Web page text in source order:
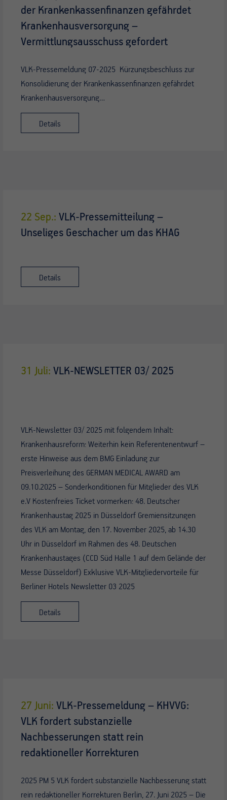
der Krankenkassenfinanzen gefährdet
Krankenhausversorgung –
Vermittlungsausschuss gefordert
VLK-Pressemeldung 07-2025 Kürzungsbeschluss zur
Konsolidierung der Krankenkassenfinanzen gefährdet
Krankenhausversorgung…
Details
22 Sep.: VLK-Pressemitteilung –
Unseliges Geschacher um das KHAG
Details
31 Juli: VLK-NEWSLETTER 03/ 2025
VLK-Newsletter 03/ 2025 mit folgendem Inhalt:
Krankenhausreform: Weiterhin kein Referentenentwurf –
erste Hinweise aus dem BMG Einladung zur
Preisverleihung des GERMAN MEDICAL AWARD am
09.10.2025 – Sonderkonditionen für Mitglieder des VLK
e.V Kostenfreies Ticket vormerken: 48. Deutscher
Krankenhaustag 2025 in Düsseldorf Gremiensitzungen
des VLK am Montag, den 17. November 2025, ab 14.30
Uhr in Düsseldorf im Rahmen des 48. Deutschen
Krankenhaustages (CCD Süd Halle 1 auf dem Gelände der
Messe Düsseldorf) Exklusive VLK-Mitgliedervorteile für
Berliner Hotels Newsletter 03 2025
Details
27 Juni: VLK-Pressemeldung – KHVVG:
VLK fordert substanzielle
Nachbesserungen statt rein
redaktioneller Korrekturen
2025 PM 5 VLK fordert substanzielle Nachbesserung statt
rein redaktioneller Korrekturen Berlin, 27. Juni 2025 – Die